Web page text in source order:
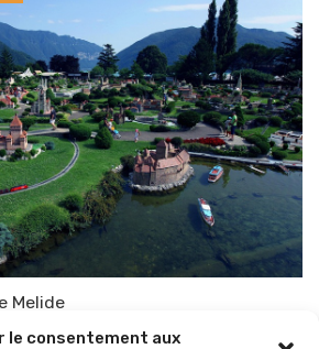
le consentement aux
Melide
novembre 2010